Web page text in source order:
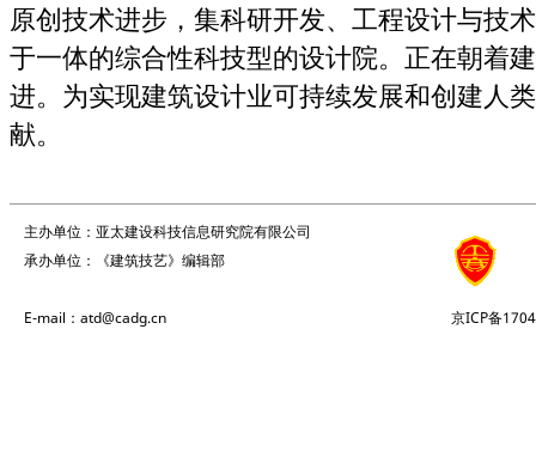
原创技术进步，集科研开发、工程设计与技
于一体的综合性科技型的设计院。正在朝着
进。为实现建筑设计业可持续发展和创建人
献。
主办单位：亚太建设科技信息研究院有限公司
承办单位：《建筑技艺》编辑部
E-mail：atd@cadg.cn 京ICP备